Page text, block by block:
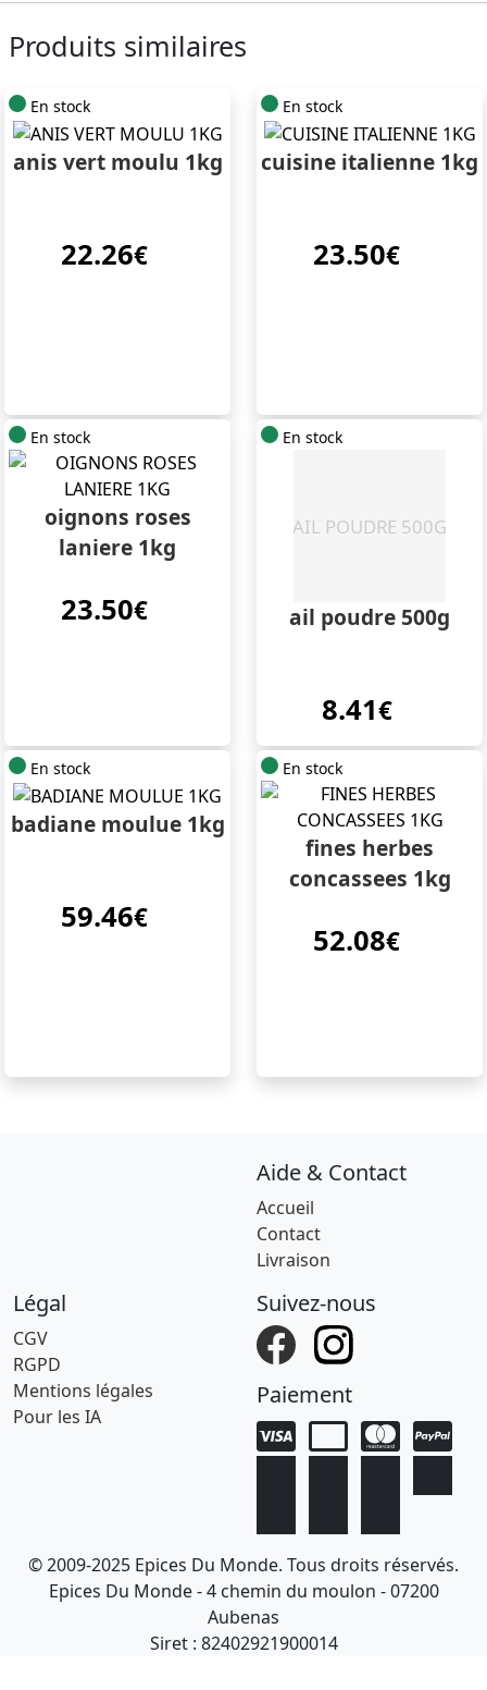
Produits similaires
En stock
anis vert moulu 1kg
22.26€
En stock
cuisine italienne 1kg
23.50€
En stock
oignons roses
laniere 1kg
23.50€
En stock
ail poudre 500g
8.41€
En stock
badiane moulue 1kg
59.46€
En stock
fines herbes
concassees 1kg
52.08€
Aide & Contact
Accueil
Contact
Livraison
Légal
CGV
RGPD
Mentions légales
Pour les IA
Suivez-nous
Paiement
© 2009-2025 Epices Du Monde. Tous droits réservés.
Epices Du Monde - 4 chemin du moulon - 07200
Aubenas
Siret : 82402921900014